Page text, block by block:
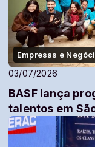
Empresas e
03/07/2026
BASF lança
talentos em